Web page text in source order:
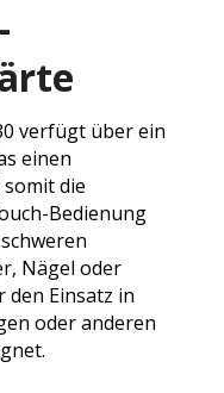
verfügt über ein
einen
die
Bedienung
Nägel oder
den Einsatz in
oder anderen